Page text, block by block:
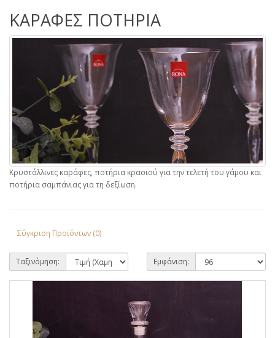
ΚΑΡΑΦΕΣ ΠΟΤΗΡΙΑ
Κρυστάλλινες καράφες, ποτήρια κρασιού για την τελετή του γάμου και
ποτήρια σαμπάνιας για τη δεξίωση.
Σύγκριση Προϊόντων (0)
Ταξινόμηση: Εμφάνιση: